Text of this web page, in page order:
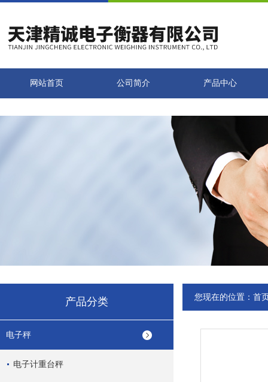
网站首页 公司简介 产品中心
产品分类
电子秤
电子计重台秤
您现在的位置： 首